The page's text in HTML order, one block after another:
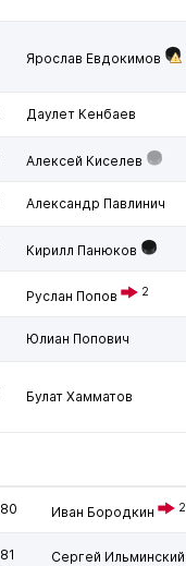
Ярослав Евдокимов
Даулет Кенбаев
Алексей Киселев
Александр Павлинич
Кирилл Панюков
Руслан Попов 2
Юлиан Попович
Булат Хамматов
80 Иван Бородкин 2
81 Сергей Ильминский